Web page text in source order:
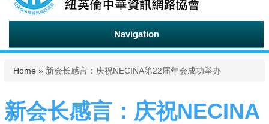
Navigation
You are here
Home » 新会长感言：庆祝NECINA第22届年会成功举办
新会长感言：庆祝NECINA